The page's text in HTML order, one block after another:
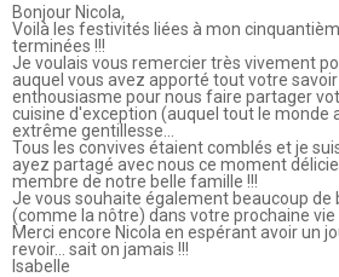
Bonjour Nicola,
Voilà les festivités liées à mon
terminées !!!
Je voulais vous remercier très vivement
auquel vous avez apporté tout votre
enthousiasme pour nous faire partager
cuisine d'exception (auquel tout le monde
extrême gentillesse...
Tous les convives étaient comblés et je
ayez partagé avec nous ce moment
membre de notre belle famille !!!
Je vous souhaite également beaucoup de
(comme la nôtre) dans votre prochaine vie ...
Merci encore Nicola en espérant avoir un
revoir... sait on jamais !!!
Isabelle